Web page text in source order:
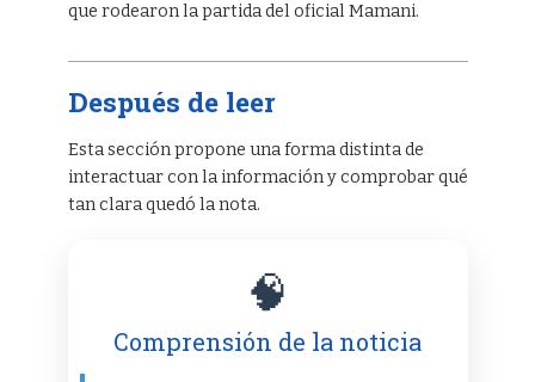
que rodearon la partida del oficial Mamani.
Después de leer
Esta sección propone una forma distinta de
interactuar con la información y comprobar qué
tan clara quedó la nota.
🧠
Comprensión de la noticia